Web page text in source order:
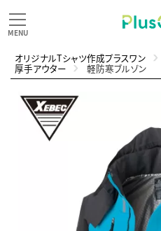
オリジナルTシャツ作成プラスワン
厚手アウター 軽防寒ブルゾン